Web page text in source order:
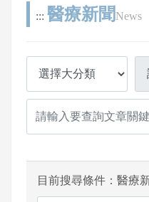
::: 醫療新聞 News
目前搜尋條件：醫療